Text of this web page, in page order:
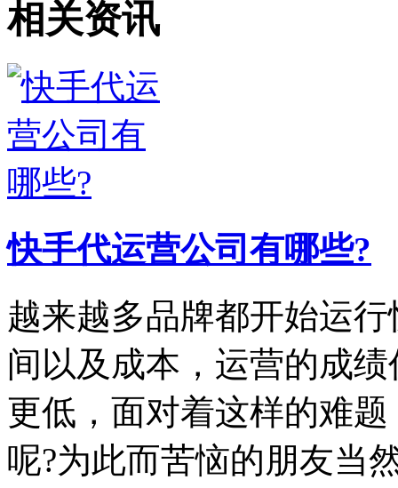
相关资讯
快手代运营公司有哪些?
越来越多品牌都开始运
间以及成本，运营的成
更低，面对着这样的难
呢?为此而苦恼的朋友当